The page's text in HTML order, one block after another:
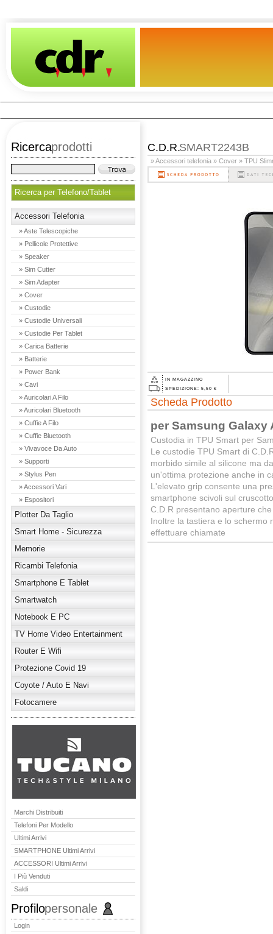
Ricercaprodotti
Ricerca per Telefono/Tablet
Accessori Telefonia
» Aste Telescopiche
» Pellicole Protettive
» Speaker
» Sim Cutter
» Sim Adapter
» Cover
» Custodie
» Custodie Universali
» Custodie Per Tablet
» Carica Batterie
» Batterie
» Power Bank
» Cavi
» Auricolari A Filo
» Auricolari Bluetooth
» Cuffie A Filo
» Cuffie Bluetooth
» Vivavoce Da Auto
» Supporti
» Stylus Pen
» Accessori Vari
» Espositori
Plotter Da Taglio
Smart Home - Sicurezza
Memorie
Ricambi Telefonia
Smartphone E Tablet
Smartwatch
Notebook E PC
TV Home Video Entertainment
Router E Wifi
Protezione Covid 19
Coyote / Auto E Navi
Fotocamere
Marchi Distribuiti
Telefoni Per Modello
Ultimi Arrivi
SMARTPHONE Ultimi Arrivi
ACCESSORI Ultimi Arrivi
I Più Venduti
Saldi
Profilopersonale
Login
C.D.R.SMART2243B
» Accessori telefonia » Cover » TPU
IN MAGAZZINO
SPEDIZIONE: 5,50 €
Scheda Prodotto
per Samsung Galaxy
Custodia in TPU Smart per
Le custodie TPU Smart di
morbido simile al silicone ma
un'ottima protezione anche in
L'elevato grip consente una
smartphone scivoli sul
C.D.R presentano aperture
Inoltre la tastiera e lo schermo
effettuare chiamate